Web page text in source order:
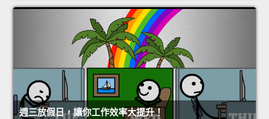
週三放假日，讓你工作效率大提升！